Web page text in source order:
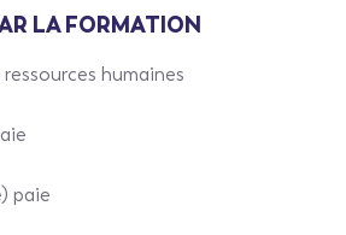
LA FORMATION
humaines
paie